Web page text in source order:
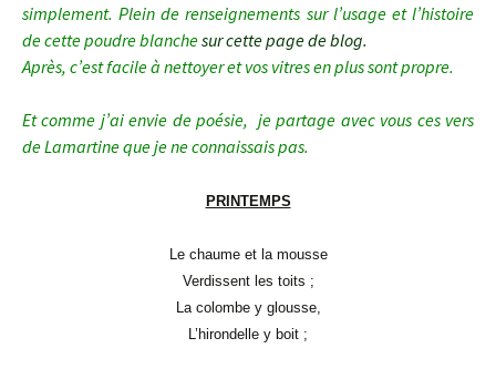
simplement. Plein de renseignements sur l’usage et l’histoire
de cette poudre blanchesur cette page de blog.
Après, c’est facile à nettoyer et vos vitres en plus sont propre.
Et comme j’ai envie de poésie, je partage avec vous ces vers
de Lamartine que je ne connaissais pas.
PRINTEMPS
Le chaume et la mousse
Verdissent les toits ;
La colombe y glousse,
L’hirondelle y boit ;